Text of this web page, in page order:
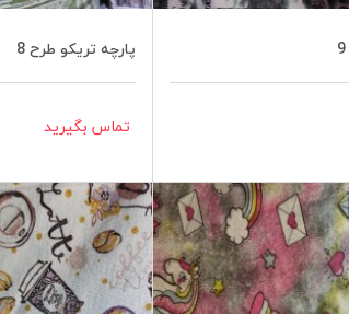
پارچه تریکو طرح 8
تماس بگیرید